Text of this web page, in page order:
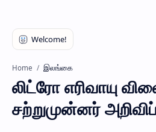
Home இலங்கை
லிட்ரோ எரிவாயு
சற்றுமுன்னர்